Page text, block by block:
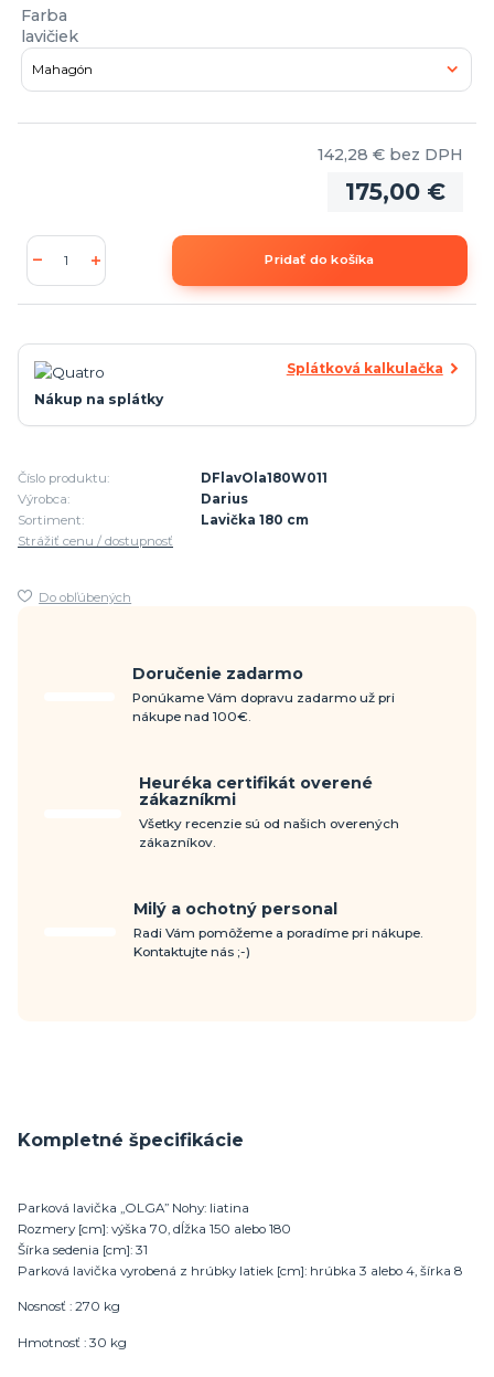
Farba
lavičiek
175,00 €
142,28 € bez DPH
Pridať do košíka
Splátková kalkulačka
Nákup na splátky
Číslo produktu:
DFlavOla180W011
Výrobca:
Darius
Sortiment:
Lavička 180 cm
Strážiť cenu / dostupnosť
Do obľúbených
Doručenie zadarmo
Ponúkame Vám dopravu zadarmo už pri
nákupe nad 100€.
Heuréka certifikát overené
zákazníkmi
Všetky recenzie sú od našich overených
zákazníkov.
Milý a ochotný personal
Radi Vám pomôžeme a poradíme pri nákupe.
Kontaktujte nás ;-)
Kompletné špecifikácie
Parková lavička „OLGA” Nohy: liatina
Rozmery [cm]: výška 70, dĺžka 150 alebo 180
Šírka sedenia [cm]: 31
Parková lavička vyrobená z hrúbky latiek [cm]: hrúbka 3 alebo 4, šírka 8
Nosnosť : 270 kg
Hmotnosť : 30 kg